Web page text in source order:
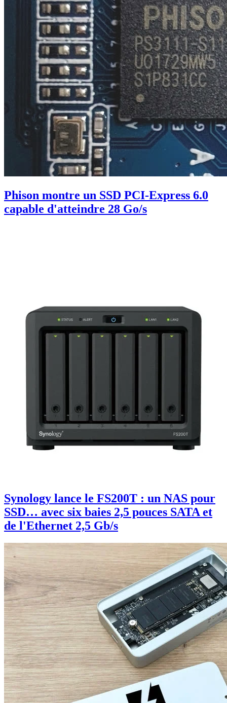
Phison montre un SSD PCI-Express 6.0
capable d'atteindre 28 Go/s
Synology lance le FS200T : un NAS pour
SSD… avec six baies 2,5 pouces SATA et
de l'Ethernet 2,5 Gb/s